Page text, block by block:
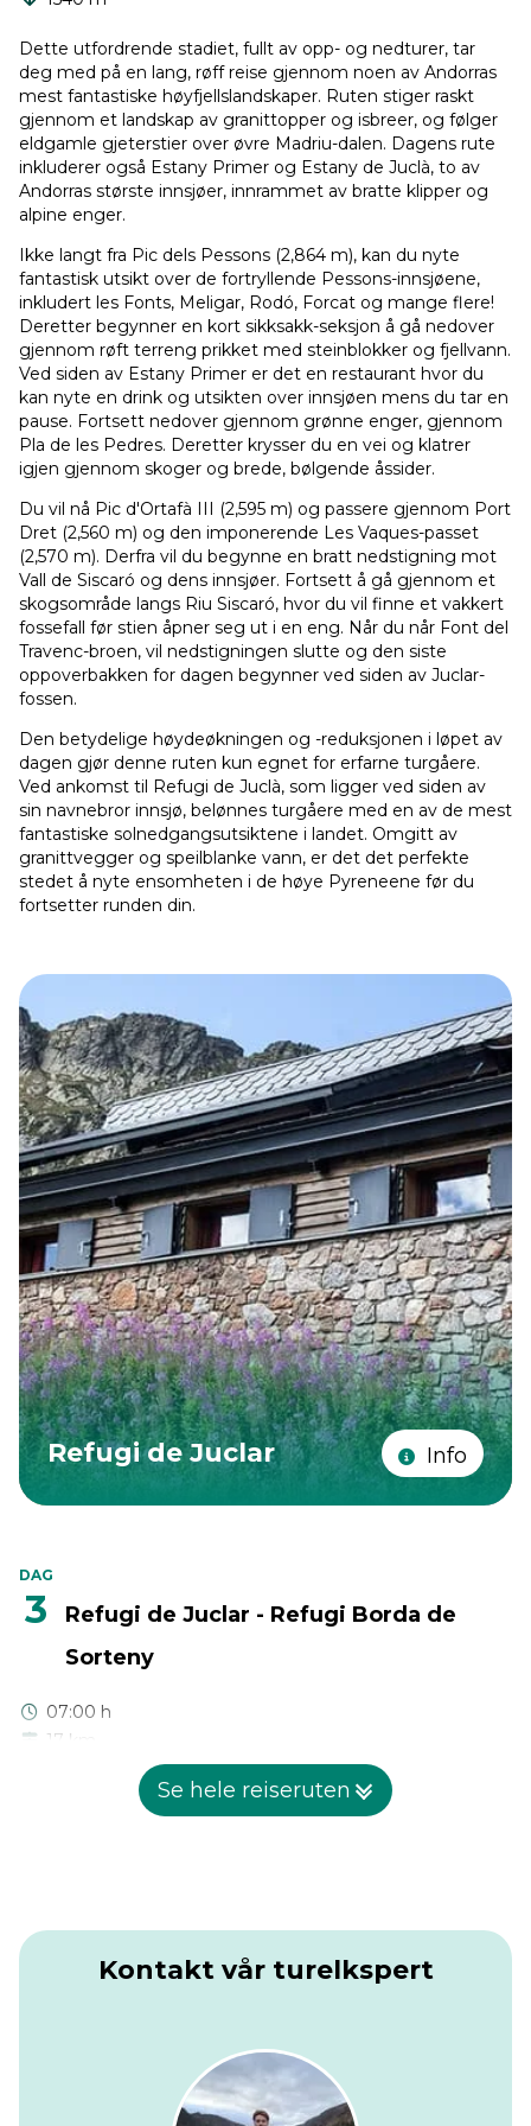
Dette utfordrende stadiet, fullt av opp- og nedturer, tar
deg med på en lang, røff reise gjennom noen av Andorras
mest fantastiske høyfjellslandskaper. Ruten stiger raskt
gjennom et landskap av granittopper og isbreer, og følger
eldgamle gjeterstier over øvre Madriu-dalen. Dagens rute
inkluderer også Estany Primer og Estany de Juclà, to av
Andorras største innsjøer, innrammet av bratte klipper og
alpine enger.
Ikke langt fra Pic dels Pessons (2,864 m), kan du nyte
fantastisk utsikt over de fortryllende Pessons-innsjøene,
inkludert les Fonts, Meligar, Rodó, Forcat og mange flere!
Deretter begynner en kort sikksakk-seksjon å gå nedover
gjennom røft terreng prikket med steinblokker og fjellvann.
Ved siden av Estany Primer er det en restaurant hvor du
kan nyte en drink og utsikten over innsjøen mens du tar en
pause. Fortsett nedover gjennom grønne enger, gjennom
Pla de les Pedres. Deretter krysser du en vei og klatrer
igjen gjennom skoger og brede, bølgende åssider.
Du vil nå Pic d'Ortafà III (2,595 m) og passere gjennom Port
Dret (2,560 m) og den imponerende Les Vaques-passet
(2,570 m). Derfra vil du begynne en bratt nedstigning mot
Vall de Siscaró og dens innsjøer. Fortsett å gå gjennom et
skogsområde langs Riu Siscaró, hvor du vil finne et vakkert
fossefall før stien åpner seg ut i en eng. Når du når Font del
Travenc-broen, vil nedstigningen slutte og den siste
oppoverbakken for dagen begynner ved siden av Juclar-
fossen.
Den betydelige høydeøkningen og -reduksjonen i løpet av
dagen gjør denne ruten kun egnet for erfarne turgåere.
Ved ankomst til Refugi de Juclà, som ligger ved siden av
sin navnebror innsjø, belønnes turgåere med en av de mest
fantastiske solnedgangsutsiktene i landet. Omgitt av
granittvegger og speilblanke vann, er det det perfekte
stedet å nyte ensomheten i de høye Pyreneene før du
fortsetter runden din.
Refugi de Juclar Info
DAG
3
Refugi de Juclar - Refugi Borda de
Sorteny
07:00 h
17 km
rygglinjer og krystallblå tjern rundt deg.
Etter en bølgende start når ruten sitt laveste punkt ved
over de franske toppene i nord og det røffe terrenget i
Andorra i sør. På vei til Cabana Sorda og den nærliggende
innsjøen, vil du passere gjennom den vidunderlige
Se hele reiseruten
Kontakt vår turelkspert